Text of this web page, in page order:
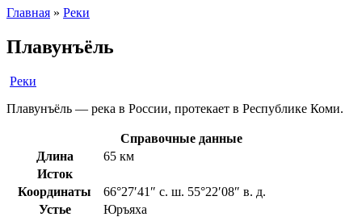
Главная » Реки
Плавунъёль
Реки
Плавунъёль — река в России, протекает в Республике Коми.
Справочные данные
Длина
65 км
Исток
Координаты
66°27′41″ с. ш. 55°22′08″ в. д.
Устье
Юръяха